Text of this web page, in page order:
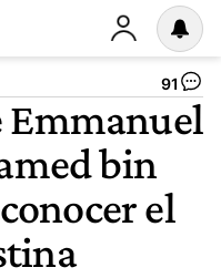
91
Emmanuel
bin
el